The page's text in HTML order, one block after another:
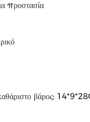
προστασία
βάρος: